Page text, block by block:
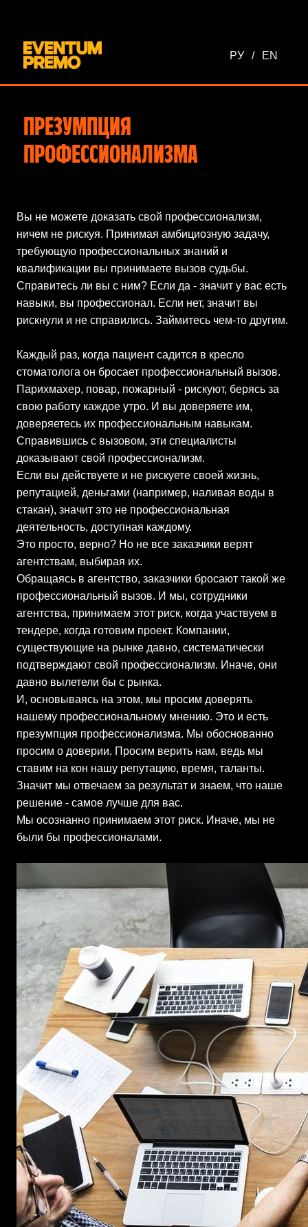
РУ / EN
ПРЕЗУМПЦИЯ
ПРОФЕССИОНАЛИЗМА
Вы не можете доказать свой профессионализм,
ничем не рискуя. Принимая амбициозную задачу,
требующую профессиональных знаний и
квалификации вы принимаете вызов судьбы.
Справитесь ли вы с ним? Если да - значит у вас есть
навыки, вы профессионал. Если нет, значит вы
рискнули и не справились. Займитесь чем-то другим.
Каждый раз, когда пациент садится в кресло
стоматолога он бросает профессиональный вызов.
Парихмахер, повар, пожарный - рискуют, берясь за
свою работу каждое утро. И вы доверяете им,
доверяетесь их профессиональным навыкам.
Справившись с вызовом, эти специалисты
доказывают свой профессионализм.
Если вы действуете и не рискуете своей жизнь,
репутацией, деньгами (например, наливая воды в
стакан), значит это не профессиональная
деятельность, доступная каждому.
Это просто, верно? Но не все заказчики верят
агентствам, выбирая их.
Обращаясь в агентство, заказчики бросают такой же
профессиональный вызов. И мы, сотрудники
агентства, принимаем этот риск, когда участвуем в
тендере, когда готовим проект. Компании,
существующие на рынке давно, систематически
подтверждают свой профессионализм. Иначе, они
давно вылетели бы с рынка.
И, основываясь на этом, мы просим доверять
нашему профессиональному мнению. Это и есть
презумпция профессионализма. Мы обоснованно
просим о доверии. Просим верить нам, ведь мы
ставим на кон нашу репутацию, время, таланты.
Значит мы отвечаем за результат и знаем, что наше
решение - самое лучше для вас.
Мы осознанно принимаем этот риск. Иначе, мы не
были бы профессионалами.